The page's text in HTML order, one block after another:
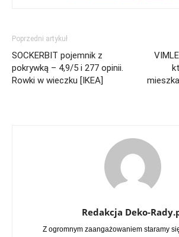
Poprzedni artykuł
SOCKERBIT pojemnik z
pokrywką – 4,9/5 i 277 opinii.
Rowki w wieczku [IKEA]
Redakcja Deko-
Z ogromnym zaangażowaniem staramy